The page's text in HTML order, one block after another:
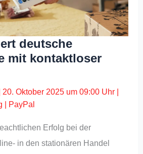
deutsche
mit kontaktloser
20. Oktober 2025 um 09:00 Uhr
PayPal
Erfolg bei der
in den stationären Handel